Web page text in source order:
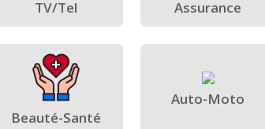
TV/Tel
Assurance
Beauté-Santé
Auto-Moto